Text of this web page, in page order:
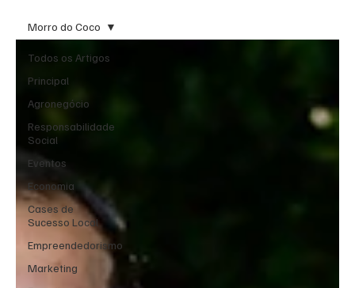
Todos os Artigos
Principal
Agronegócio
Responsabilidade
Social
Eventos
Economia
Cases de
Sucesso Local
Empreendedorismo
Marketing
Morro do Coco